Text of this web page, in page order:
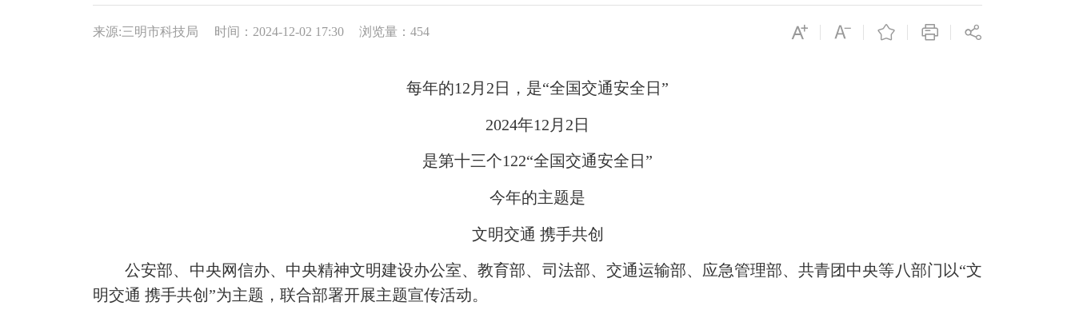
来源:三明市科技局 时间：2024-12-02 17:30 浏览量：454
每年的12月2日，是“全国交通安全日”
2024年12月2日
是第十三个122“全国交通安全日”
今年的主题是
文明交通 携手共创
公安部、中央网信办、中央精神文明建设办公室、教育部、司法部、交通运输部、应急管理部、共青团中央等八部门以“文
明交通 携手共创”为主题，联合部署开展主题宣传活动。